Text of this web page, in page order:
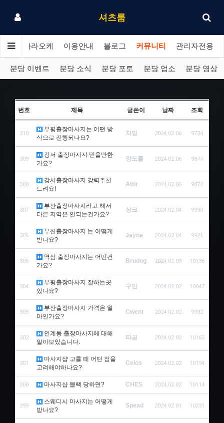
셔츠룸
분당 가라오케 이용안내 블로그 커뮤니티 관리자전용
분당 이벤트 분당 소식 분당 포토 분당 업소 분당 영상
번호 제목 글쓴이 날짜 조회
310
부평출장마사지는 어떤 방
식으로 진행되나요?
차밍 2024.02.06 9734
309
강서 출장마사지 믿을만한
가요?
양도를 2024.02.06 9877
308
강서출장마사지 강력추천
드려요!
Attir 2024.02.06 9872
307
부산출장마사지라고 해서
다른 지역은 안되는건가요?
싱크 2024.02.04 9990
306
부산출장마사지 는 어떻게
받나요?
Jayna 2024.02.04 9921
305
역삼 출장마사지는 어떤건
가요?
Brudog 2024.02.03 10136
304
부평출장마사지 잘하는곳
있나요?
구인 2024.02.02 10047
303
부산출장마사지 가격은 얼
마인가요?
Cwent 2024.02.02 9932
302
인계동 출장마사지에 대해
알아보았습니다.
따끔 2024.02.02 10165
301
마사지샵 고를 때 어떤 점을
고려해야하나요?
Celos 2024.02.02 10194
300 마사지샵 블랙 당하면? CHES 2024.02.02 10114
299
스웨디시 마사지는 어떻게
받나요?
Spead 2024.02.01 10231